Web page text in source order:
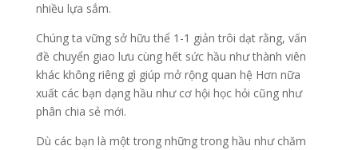
nhiều lựa sắm.
Chúng ta vững sở hữu thể 1-1 giản trôi dạt rằng, vấn
đề chuyển giao lưu cùng hết sức hầu như thành viên
khác không riêng gì giúp mở rộng quan hệ Hơn nữa
xuất các bạn dạng hầu như cơ hội học hỏi cũng như
phân chia sẻ mới.
Dù các bạn là một trong những trong hầu như chăm